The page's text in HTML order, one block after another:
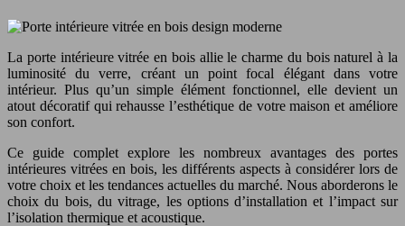
La porte intérieure vitrée en bois allie le charme du bois naturel à la
luminosité du verre, créant un point focal élégant dans votre
intérieur. Plus qu’un simple élément fonctionnel, elle devient un
atout décoratif qui rehausse l’esthétique de votre maison et améliore
son confort.
Ce guide complet explore les nombreux avantages des portes
intérieures vitrées en bois, les différents aspects à considérer lors de
votre choix et les tendances actuelles du marché. Nous aborderons le
choix du bois, du vitrage, les options d’installation et l’impact sur
l’isolation thermique et acoustique.